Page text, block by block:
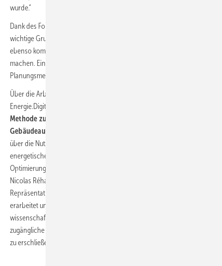
wurde.“
Dank des Forschungsprojektes Energie.Digital seien in diesem Kontext
wichtige Grundlagen erarbeitet worden, um die daraus resultierend
ebenso komplexen BIM-Modelle zu reduzieren und beherrschbar zu
machen. Ein entscheidender Aspekt für die künftige Umsetzung dieser
Planungsmethodik in anderen Bauvorhaben.
Über die Arbeitsmethodik BIM haben die Forschenden von
Energie.Digital nämlich eine
Methode zur Verknüpfung und Integration von TGA,
Gebäudeautomation (GA) und Gebäudebetrieb
über die Nutzung digitaler Gebäudemodelle ermöglicht, neue
energetische Potenziale bei der Inbetriebnahme und in der
Optimierung von Gebäuden zu erschließen“, so Projektleiter Dipl.-Ing.
Nicolas Réhault vom Fraunhofer ISE: „Dazu wurde eine konsistente
Repräsentation der energierelevanten Eigenschaften der TGA
erarbeitet und in ein digitales Abbild überführt. Im Rahmen eines
wissenschaftlichen Monitorings ist es so möglich, bisher schwer
zugängliche Energieeffizienz­potenziale im Gebäudebetrieb einfacher
zu erschließen.“